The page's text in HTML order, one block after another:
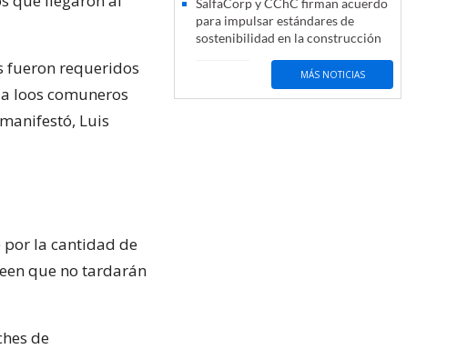
fueron requeridos
loos comuneros
Luis
por la cantidad de
que no tardarán
de
SalfaCorp y CChC firman acuerdo
para impulsar estándares de
sostenibilidad en la construcción
MÁS NOTICIAS